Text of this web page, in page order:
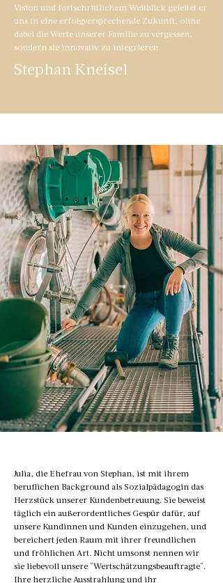
Vision und fortschrittlichem Weitblick geleitet er
uns in eine erfolgversprechende Zukunft, ohne
dabei die Werte unserer Familie zu vergessen,
sondern sie innovativ zu integrieren.
Stephan Kneisel
Julia, die Ehefrau von Stephan, ist mit ihrem
beruflichen Background als Sozialpädagogin das
Herzstück unserer Kundenbetreuung. Sie beweist
täglich ein außerordentliches Gespür dafür, auf
unsere Kundinnen und Kunden einzugehen, und
bereichert jeden Raum mit ihrer freundlichen
und fröhlichen Art. Nicht umsonst nennen wir
sie liebevoll unsere "Wertschätzungsbeauftragte".
Ihre herzliche Ausstrahlung und ihr